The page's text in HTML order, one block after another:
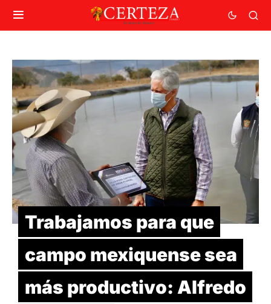
Trabajamos para que
campo mexiquense sea
más productivo: Alfredo